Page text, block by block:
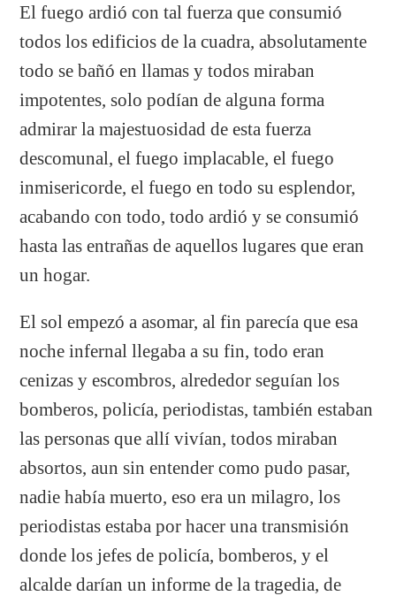
El fuego ardió con tal fuerza que consumió
todos los edificios de la cuadra, absolutamente
todo se bañó en llamas y todos miraban
impotentes, solo podían de alguna forma
admirar la majestuosidad de esta fuerza
descomunal, el fuego implacable, el fuego
inmisericorde, el fuego en todo su esplendor,
acabando con todo, todo ardió y se consumió
hasta las entrañas de aquellos lugares que eran
un hogar.
El sol empezó a asomar, al fin parecía que esa
noche infernal llegaba a su fin, todo eran
cenizas y escombros, alrededor seguían los
bomberos, policía, periodistas, también estaban
las personas que allí vivían, todos miraban
absortos, aun sin entender como pudo pasar,
nadie había muerto, eso era un milagro, los
periodistas estaba por hacer una transmisión
donde los jefes de policía, bomberos, y el
alcalde darían un informe de la tragedia, de